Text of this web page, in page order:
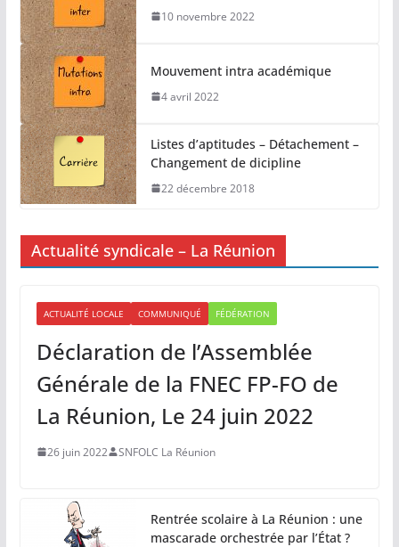
10 novembre 2022
Mouvement intra académique
4 avril 2022
Listes d’aptitudes – Détachement –
Changement de dicipline
22 décembre 2018
Actualité syndicale – La Réunion
ACTUALITÉ LOCALE COMMUNIQUÉ FÉDÉRATION
Déclaration de l’Assemblée
Générale de la FNEC FP-FO de
La Réunion, Le 24 juin 2022
26 juin 2022 SNFOLC La Réunion
Rentrée scolaire à La Réunion : une
mascarade orchestrée par l’État ?